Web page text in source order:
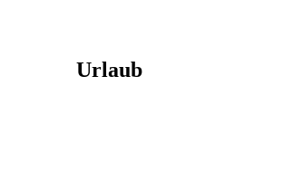
Urlaub